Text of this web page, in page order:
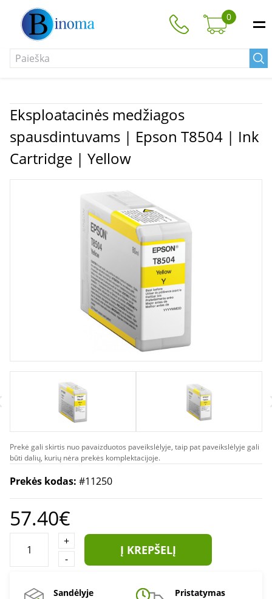
0
Eksploatacinės medžiagos
spausdintuvams | Epson T8504 | Ink
Cartridge | Yellow
Prekė gali skirtis nuo pavaizduotos paveikslėlyje, taip pat paveikslėlyje gali
būti dalių, kurių nėra prekės komplektacijoje.
Prekės kodas: #11250
57.40€
+
-
Į KREPŠELĮ
Sandėlyje
Pristatymas